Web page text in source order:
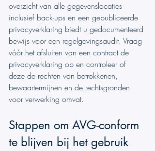
overzicht van alle gegevenslocaties
inclusief back-ups en een gepubliceerde
privacyverklaring biedt u gedocumenteerd
bewijs voor een regelgevingsaudit. Vraag
vóór het afsluiten van een contract de
privacyverklaring op en controleer of
deze de rechten van betrokkenen,
bewaartermijnen en de rechtsgronden
voor verwerking omvat.
Stappen om AVG-conform
te blijven bij het gebruik